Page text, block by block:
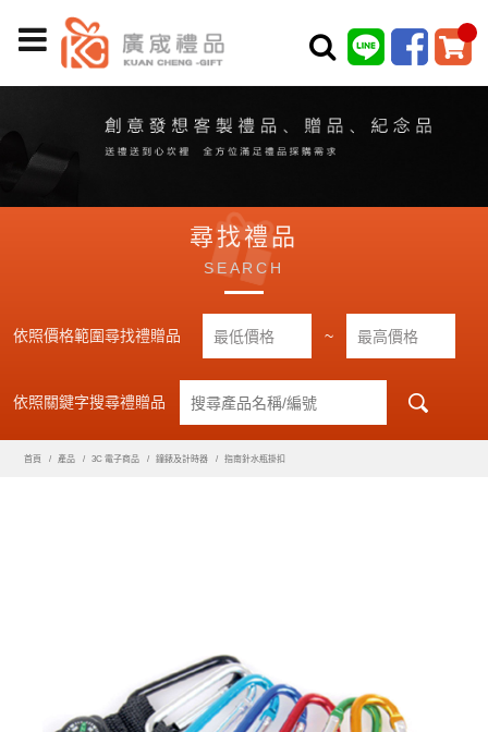
尋找禮品
SEARCH
依照價格範圍尋找禮贈品 ~
依照關鍵字搜尋禮贈品
首頁 產品 3C 電子商品 鐘錶及計時器 指南針水瓶掛扣